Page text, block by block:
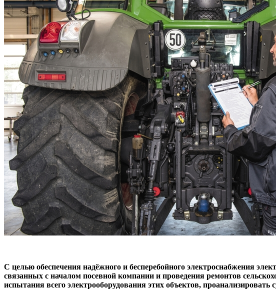
С целью обеспечения надёжного и бесперебойного электроснабжения
связанных с началом посевной компании и проведения ремонтов
испытания всего электрооборудования этих объектов,